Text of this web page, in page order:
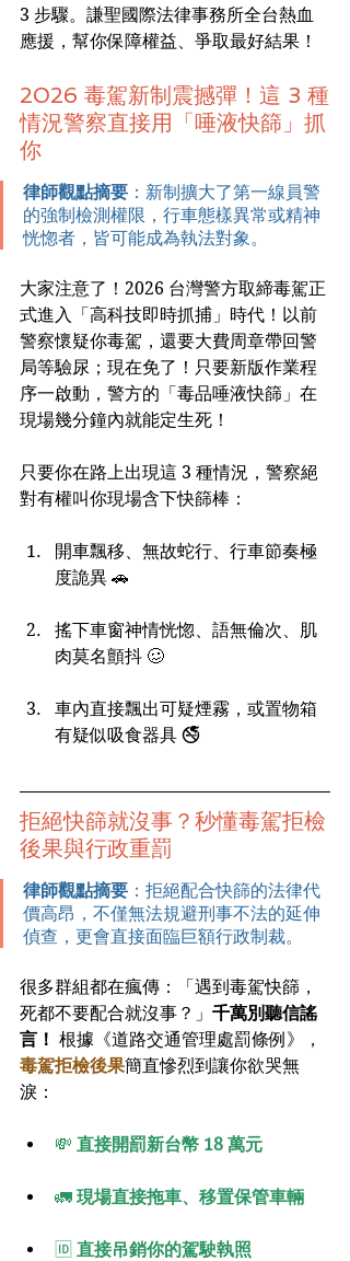
3 步驟。謙聖國際法律事務所全台熱血
應援，幫你保障權益、爭取最好結果！
2026 毒駕新制震撼彈！這 3 種
情況警察直接用「唾液快篩」抓
你
律師觀點摘要 ：新制擴大了第一線員警
的強制檢測權限，行車態樣異常或精神
恍惚者，皆可能成為執法對象。
大家注意了！2026 台灣警方取締毒駕正
式進入「高科技即時抓捕」時代！以前
警察懷疑你毒駕，還要大費周章帶回警
局等驗尿；現在免了！只要新版作業程
序一啟動，警方的「毒品唾液快篩」在
現場幾分鐘內就能定生死！
只要你在路上出現這 3 種情況，警察絕
對有權叫你現場含下快篩棒：
開車飄移、無故蛇行、行車節奏極
度詭異 🚗
搖下車窗神情恍惚、語無倫次、肌
肉莫名顫抖 🥴
車內直接飄出可疑煙霧，或置物箱
有疑似吸食器具 🚭
拒絕快篩就沒事？秒懂毒駕拒檢
後果與行政重罰
律師觀點摘要 ：拒絕配合快篩的法律代
價高昂，不僅無法規避刑事不法的延伸
偵查，更會直接面臨巨額行政制裁。
很多群組都在瘋傳：「遇到毒駕快篩，
死都不要配合就沒事？」 千萬別聽信謠
言！ 根據《道路交通管理處罰條例》，
毒駕拒檢後果簡直慘烈到讓你欲哭無
淚：
💸 直接開罰新台幣 18 萬元
🚛 現場直接拖車、移置保管車輛
🆔 直接吊銷你的駕駛執照